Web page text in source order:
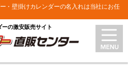
・壁掛けカレンダーの名入れは当社にお任
の激安販売サイト